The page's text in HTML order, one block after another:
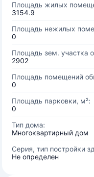
Площадь жилых
3154.9
Площадь нежилых
0
Площадь зем. участка
2902
Площадь помещений
0
Площадь парковки, м²:
0
Тип дома:
Многоквартирный дом
Серия, тип постройки
Не определен